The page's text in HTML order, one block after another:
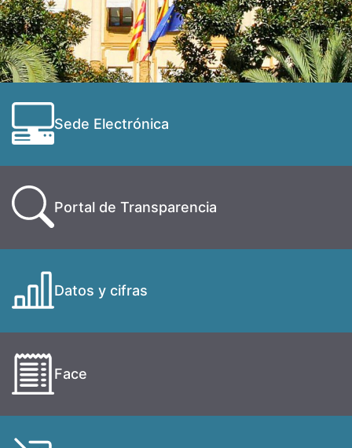
Sede Electrónica
Portal de Transparencia
Datos y cifras
Face